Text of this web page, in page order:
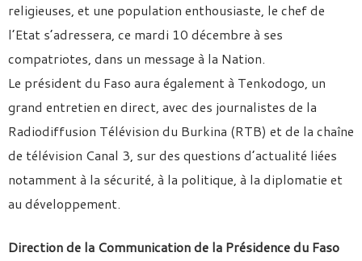
religieuses, et une population enthousiaste, le chef de
l’Etat s’adressera, ce mardi 10 décembre à ses
compatriotes, dans un message à la Nation.
Le président du Faso aura également à Tenkodogo, un
grand entretien en direct, avec des journalistes de la
Radiodiffusion Télévision du Burkina (RTB) et de la chaîne
de télévision Canal 3, sur des questions d’actualité liées
notamment à la sécurité, à la politique, à la diplomatie et
au développement.
Direction de la Communication de la Présidence du Faso